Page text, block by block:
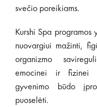
svečio poreikiams.
Kurshi Spa programos
nuovargiui mažinti,
organizmo
emocinei ir fizinei
gyvenimo būdo
puoselėti.